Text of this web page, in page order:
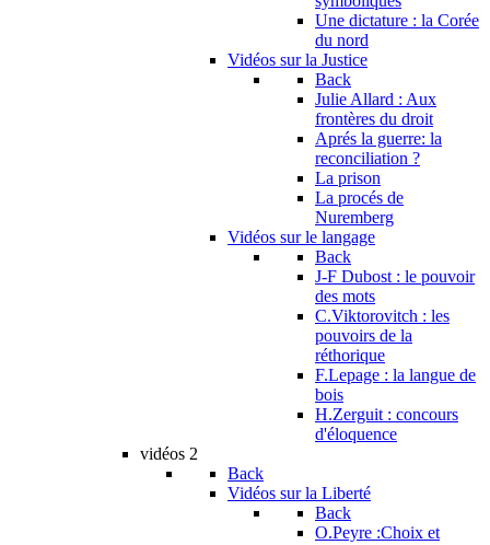
Une dictature : la Corée
du nord
Vidéos sur la Justice
Back
Julie Allard : Aux
frontères du droit
Aprés la guerre: la
reconciliation ?
La prison
La procés de
Nuremberg
Vidéos sur le langage
Back
J-F Dubost : le pouvoir
des mots
C.Viktorovitch : les
pouvoirs de la
réthorique
F.Lepage : la langue de
bois
H.Zerguit : concours
d'éloquence
vidéos 2
Back
Vidéos sur la Liberté
Back
O.Peyre :Choix et